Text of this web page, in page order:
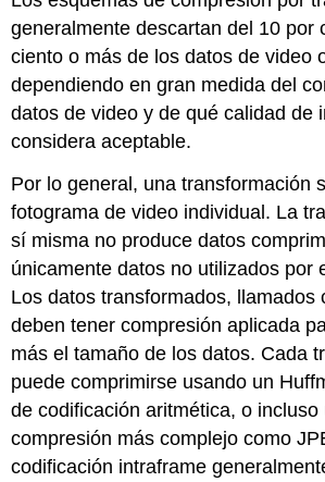
generalmente descartan del 10 por
ciento o más de los datos de video
dependiendo en gran medida del
datos de video y de qué calidad de
considera aceptable.
Por lo general, una transformación
fotograma de video individual. La
sí misma no produce datos
únicamente datos no utilizados por
Los datos transformados, llamados
deben tener compresión aplicada
más el tamaño de los datos. Cada
puede comprimirse usando un
de codificación aritmética, o
compresión más complejo como
codificación intraframe